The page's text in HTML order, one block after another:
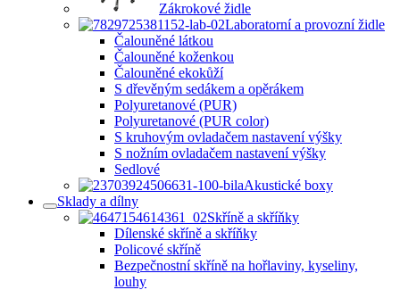
Zákrokové židle
Laboratorní a provozní židle
Čalouněné látkou
Čalouněné koženkou
Čalouněné ekokůží
S dřevěným sedákem a opěrákem
Polyuretanové (PUR)
Polyuretanové (PUR color)
S kruhovým ovladačem nastavení výšky
S nožním ovladačem nastavení výšky
Sedlové
Akustické boxy
Sklady a dílny
Skříně a skříňky
Dílenské skříně a skříňky
Policové skříně
Bezpečnostní skříně na hořlaviny, kyseliny,
louhy